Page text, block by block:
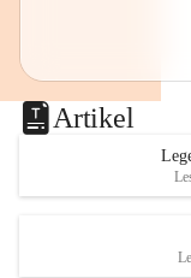
Artikel